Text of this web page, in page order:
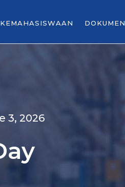
KEMAHASISWAAN DOKUMEN
3, 2026